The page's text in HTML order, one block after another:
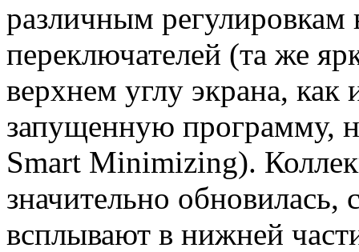
различным регулировкам
переключателей (та же
верхнем углу экрана,
запущенную программу,
Smart Minimizing).
значительно
всплывают в нижней